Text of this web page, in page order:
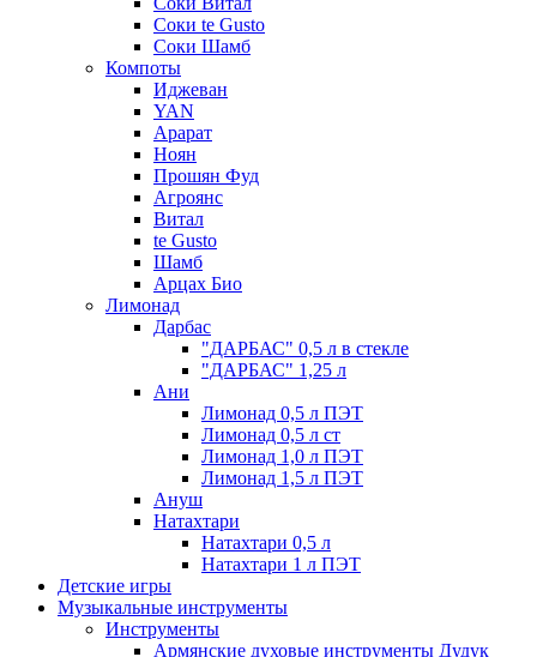
Соки te Gusto
Соки Шамб
Компоты
Иджеван
YAN
Арарат
Ноян
Прошян Фуд
Агроянс
Витал
te Gusto
Шамб
Арцах Био
Лимонад
Дарбас
"ДАРБАС" 0,5 л в стекле
"ДАРБАС" 1,25 л
Ани
Лимонад 0,5 л ПЭТ
Лимонад 0,5 л ст
Лимонад 1,0 л ПЭТ
Лимонад 1,5 л ПЭТ
Ануш
Натахтари
Натахтари 0,5 л
Натахтари 1 л ПЭТ
Детские игры
Музыкальные инструменты
Инструменты
Армянские духовые инструменты Дудук